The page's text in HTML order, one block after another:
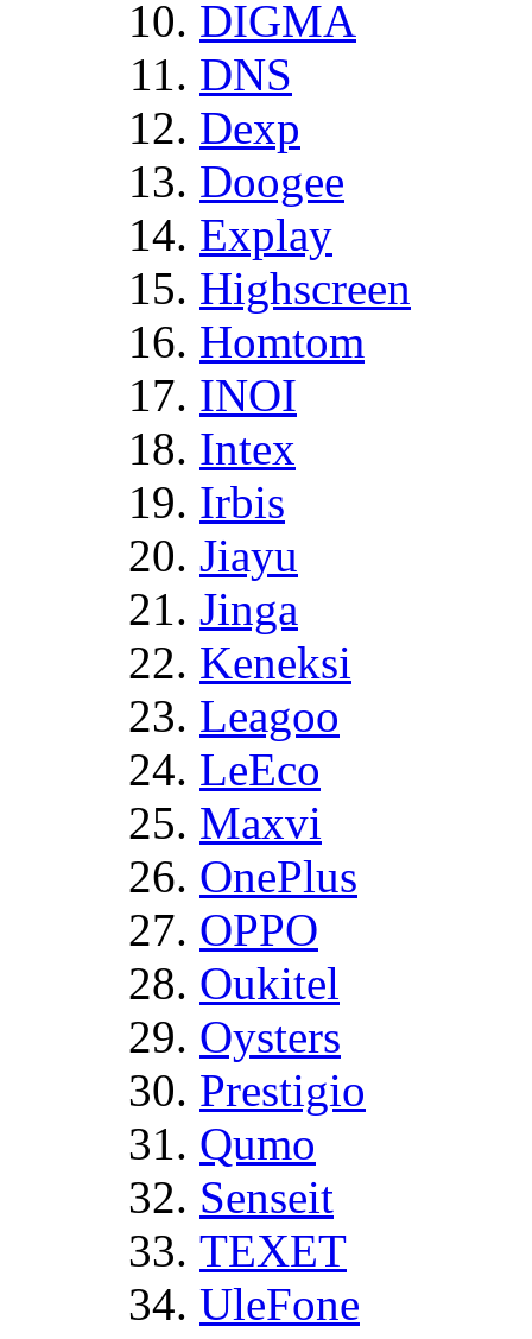
DIGMA
DNS
Dexp
Doogee
Explay
Highscreen
Homtom
INOI
Intex
Irbis
Jiayu
Jinga
Keneksi
Leagoo
LeEco
Maxvi
OnePlus
OPPO
Oukitel
Oysters
Prestigio
Qumo
Senseit
TEXET
UleFone